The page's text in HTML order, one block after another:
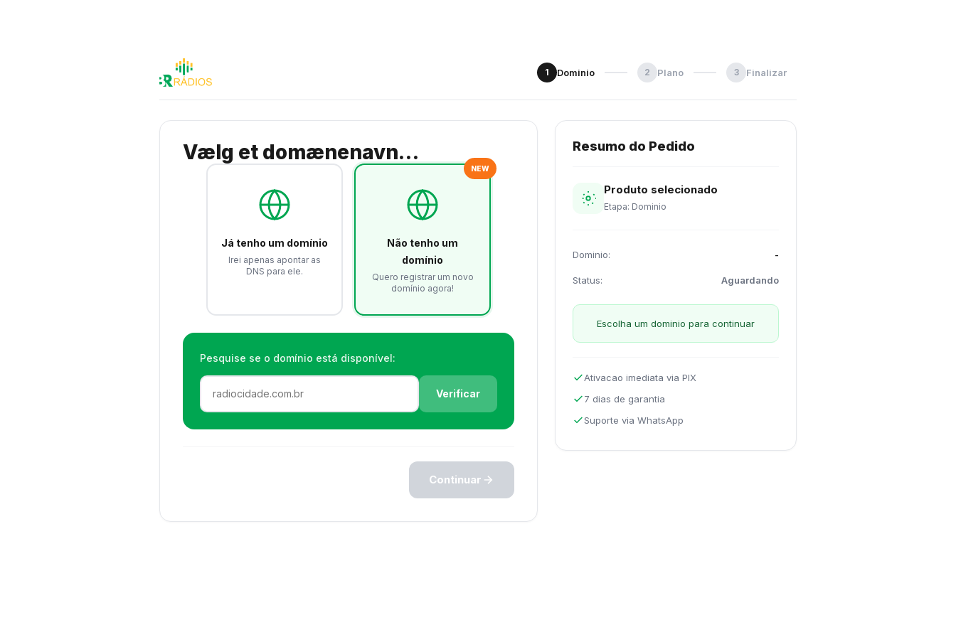
1 Dominio 2 Plano 3 Finalizar
Vælg et domænenavn…
Já tenho um domínio
Irei apenas apontar as
DNS para ele.
NEW
Não tenho um
domínio
Quero registrar um novo
domínio agora!
Pesquise se o domínio está disponível:
Verificar
Continuar
Resumo do Pedido
Produto selecionado
Etapa: Dominio
Dominio: -
Status: Aguardando
Escolha um dominio para continuar
Ativacao imediata via PIX
7 dias de garantia
Suporte via WhatsApp